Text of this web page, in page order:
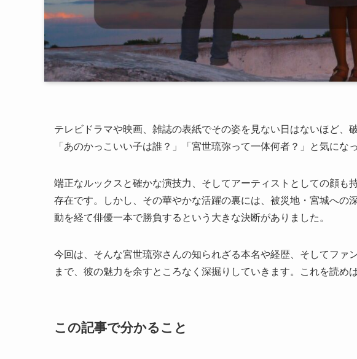
テレビドラマや映画、雑誌の表紙でその姿を見ない日はないほど、
「あのかっこいい子は誰？」「宮世琉弥って一体何者？」と気にな
端正なルックスと確かな演技力、そしてアーティストとしての顔も
存在です。しかし、その華やかな活躍の裏には、被災地・宮城への
動を経て俳優一本で勝負するという大きな決断がありました。
今回は、そんな宮世琉弥さんの知られざる本名や経歴、そしてファ
まで、彼の魅力を余すところなく深掘りしていきます。これを読め
この記事で分かること